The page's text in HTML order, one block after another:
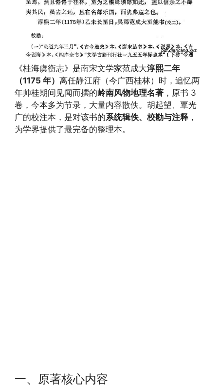
《桂海虞衡志》是南宋文学家范成大淳熙二年
（1175 年） 离任静江府（今广西桂林）时，追忆两
年帅桂期间见闻而撰的岭南风物地理名著 ，原书 3
卷，今本多为节录，大量内容散佚。胡起望、覃光
广的校注本，是对该书的系统辑佚、校勘与注释 ，
为学界提供了最完备的整理本。
一、原著核心内容